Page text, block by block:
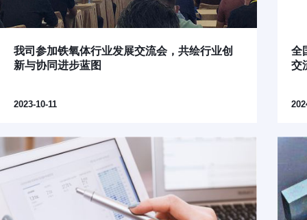
我司参加铁氧体行业发展交流会，共绘行业创
新与协同进步蓝图
2023-10-11
全
交